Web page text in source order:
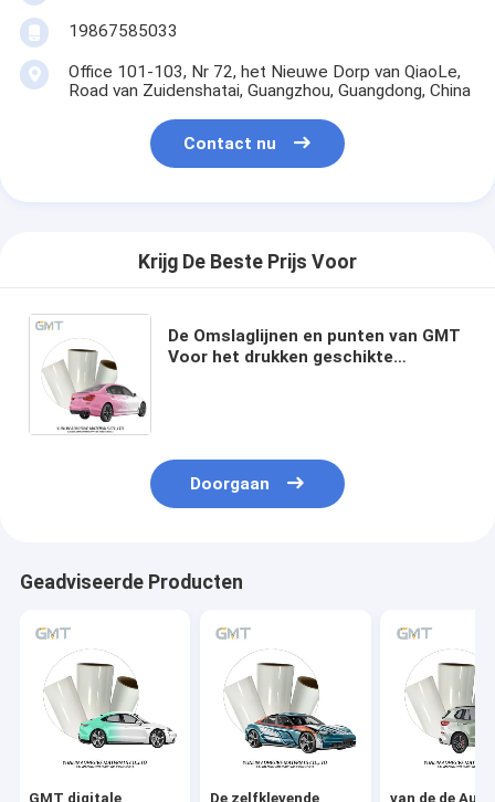
19867585033
Office 101-103, Nr 72, het Nieuwe Dorp van QiaoLe,
Road van Zuidenshatai, Guangzhou, Guangdong, China
Contact nu
Krijg De Beste Prijs Voor
De Omslaglijnen en punten van GMT
Voor het drukken geschikte
Doorgaan
Geadviseerde Producten
GMT digitale De zelfklevende van de de